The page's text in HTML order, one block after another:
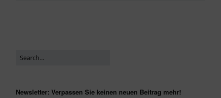
Newsletter: Verpassen Sie keinen neuen Beitrag mehr!